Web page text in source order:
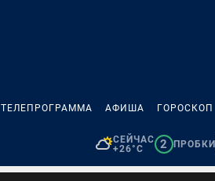
ТЕЛЕПРОГРАММА АФИША ГОРОСКОП
СЕЙЧАС
+26°C
2 ПРОБКИ